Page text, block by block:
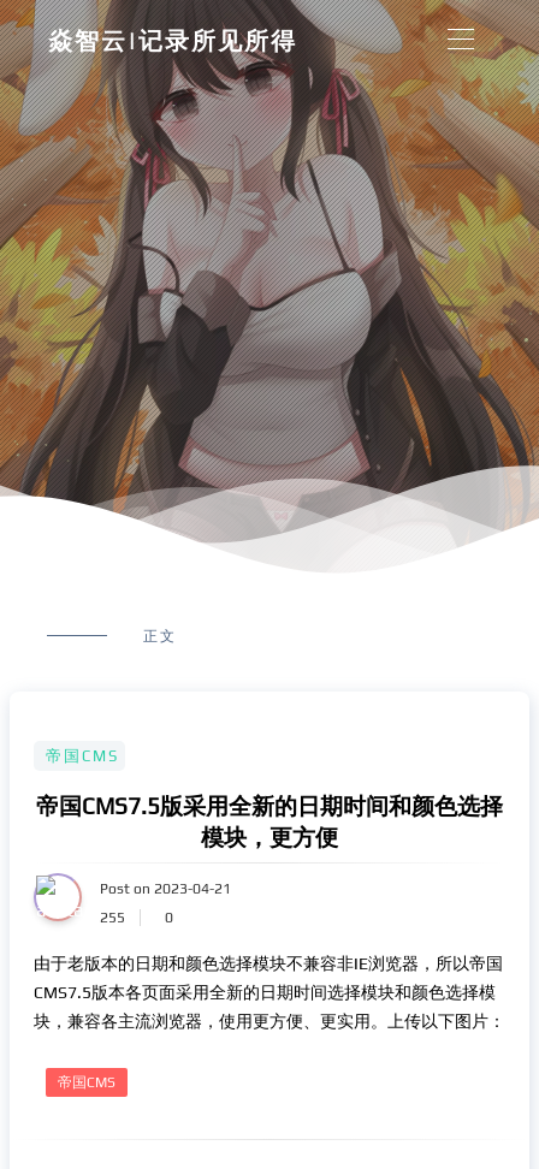
焱智云|记录所见所得
正文
帝国CMS
帝国CMS7.5版采用全新的日期时间和颜色选择
模块，更方便
Post on 2023-04-21
255
0
由于老版本的日期和颜色选择模块不兼容非IE浏览器，所以帝国
CMS7.5版本各页面采用全新的日期时间选择模块和颜色选择模
块，兼容各主流浏览器，使用更方便、更实用。上传以下图片：
帝国CMS